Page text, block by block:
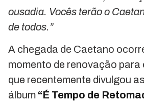
ousadia. Vocês terão o
de todos.”
A chegada de Caetano
momento de renovação para
que recentemente divulgou
álbum “É Tempo de